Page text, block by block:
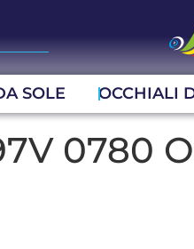
SOLE OCCHIALI
0780